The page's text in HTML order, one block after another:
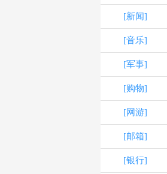
[新闻]
[音乐]
[军事]
[购物]
[网游]
[邮箱]
[银行]